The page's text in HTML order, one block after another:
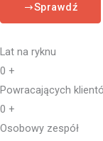
Sprawdź
Lat na ryknu
0 +
Powracających
0 +
Osobowy zespół